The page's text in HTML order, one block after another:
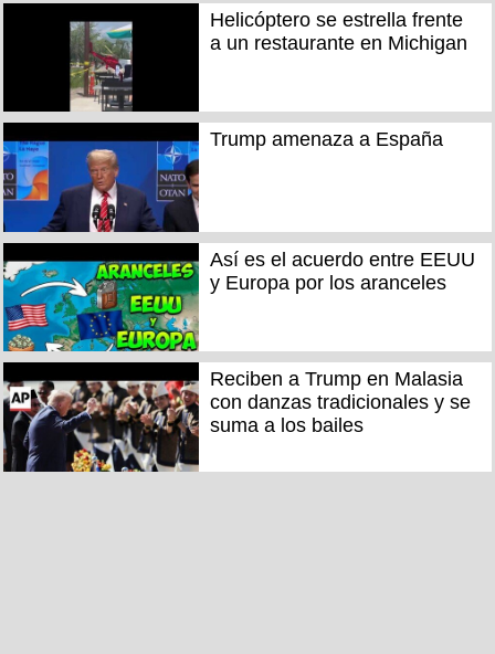
Helicóptero se estrella frente
a un restaurante en Michigan
Trump amenaza a España
Así es el acuerdo entre EEUU
y Europa por los aranceles
Reciben a Trump en Malasia
con danzas tradicionales y se
suma a los bailes